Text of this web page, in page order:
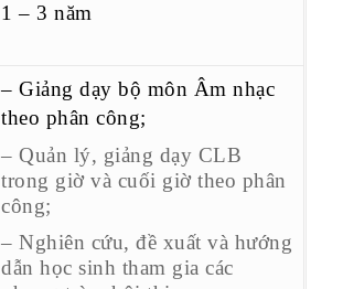
1 – 3 năm
– Giảng dạy bộ môn Âm nhạc
theo phân công;
– Quản lý, giảng dạy CLB
trong giờ và cuối giờ theo phân
công;
– Nghiên cứu, đề xuất và hướng
dẫn học sinh tham gia các